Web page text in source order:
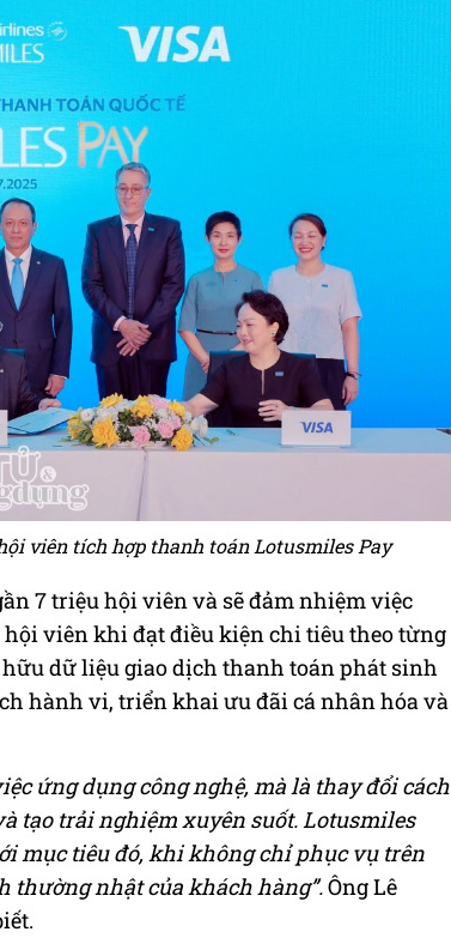
viên tích hợp thanh toán Lotusmiles Pay
7 triệu hội viên và sẽ đảm nhiệm việc
viên khi đạt điều kiện chi tiêu theo từng
dữ liệu giao dịch thanh toán phát sinh
hành vi, triển khai ưu đãi cá nhân hóa và
ứng dụng công nghệ, mà là thay đổi cách
tạo trải nghiệm xuyên suốt. Lotusmiles
mục tiêu đó, khi không chỉ phục vụ trên
thường nhật của khách hàng”.Ông Lê